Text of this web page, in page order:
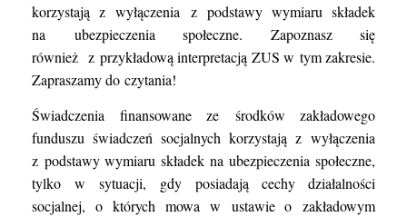
korzystająz wyłączenia z podstawy wymiaru składek
na ubezpieczenia społeczne. Zapoznasz się
również z przykładową interpretacją ZUS w tym zakresie.
Zapraszamy do czytania!
Świadczenia finansowane ze środków zakładowego
funduszu świadczeń socjalnych korzystają z wyłączenia
z podstawy wymiaru składek na ubezpieczenia społeczne,
tylko w sytuacji, gdy posiadają cechy działalności
socjalnej, o których mowa w ustawie o zakładowym